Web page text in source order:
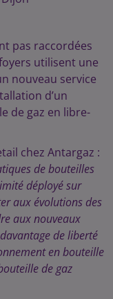
pas raccordées
utilisent une
nouveau service
d’un
de gaz en libre-
chez Antargaz :
de bouteilles
déployé sur
aux évolutions des
aux nouveaux
de liberté
en bouteille
de gaz